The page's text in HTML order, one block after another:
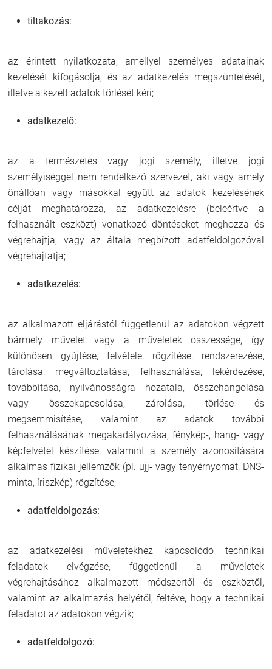
tiltakozás:
az érintett nyilatkozata, amellyel személyes adatainak
kezelését kifogásolja, és az adatkezelés megszüntetését,
illetve a kezelt adatok törlését kéri;
adatkezelő:
az a természetes vagy jogi személy, illetve jogi
személyiséggel nem rendelkező szervezet, aki vagy amely
önállóan vagy másokkal együtt az adatok kezelésének
célját meghatározza, az adatkezelésre (beleértve a
felhasznált eszközt) vonatkozó döntéseket meghozza és
végrehajtja, vagy az általa megbízott adatfeldolgozóval
végrehajtatja;
adatkezelés:
az alkalmazott eljárástól függetlenül az adatokon végzett
bármely művelet vagy a műveletek összessége, így
különösen gyűjtése, felvétele, rögzítése, rendszerezése,
tárolása, megváltoztatása, felhasználása, lekérdezése,
továbbítása, nyilvánosságra hozatala, összehangolása
vagy összekapcsolása, zárolása, törlése és
megsemmisítése, valamint az adatok további
felhasználásának megakadályozása, fénykép-, hang- vagy
képfelvétel készítése, valamint a személy azonosítására
alkalmas fizikai jellemzők (pl. ujj- vagy tenyérnyomat, DNS-
minta, íriszkép) rögzítése;
adatfeldolgozás:
az adatkezelési műveletekhez kapcsolódó technikai
feladatok elvégzése, függetlenül a műveletek
végrehajtásához alkalmazott módszertől és eszköztől,
valamint az alkalmazás helyétől, feltéve, hogy a technikai
feladatot az adatokon végzik;
adatfeldolgozó: